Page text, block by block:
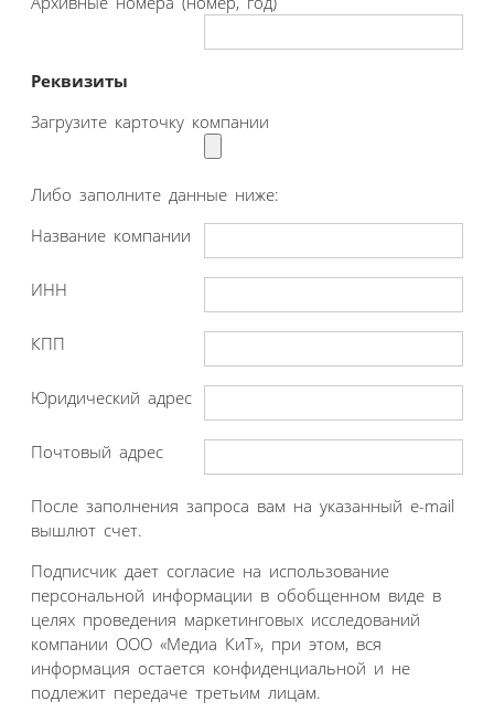
Реквизиты
Загрузите карточку компании
Либо заполните данные ниже:
Название компании
ИНН
КПП
Юридический адрес
Почтовый адрес
После заполнения запроса вам на указанный e-mail
вышлют счет.
Подписчик дает согласие на использование
персональной информации в обобщенном виде в
целях проведения маркетинговых исследований
компании ООО «Медиа КиТ», при этом, вся
информация остается конфиденциальной и не
подлежит передаче третьим лицам.